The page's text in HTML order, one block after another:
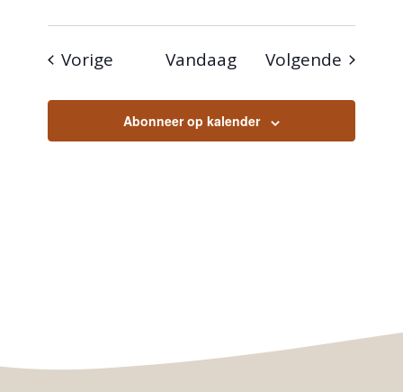
Vorige Evenementen
Vandaag Volgende
Abonneer op kalender